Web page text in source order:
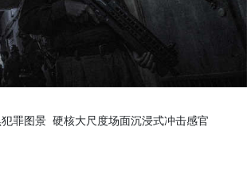
图景 硬核大尺度场面沉浸式冲击感官